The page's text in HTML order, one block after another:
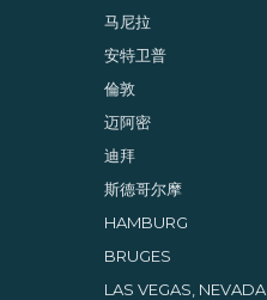
马尼拉
安特卫普
倫敦
迈阿密
迪拜
斯德哥尔摩
HAMBURG
BRUGES
LAS VEGAS, NEVADA